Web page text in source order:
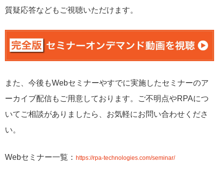
質疑応答などもご視聴いただけます。
また、今後もWebセミナーやすでに実施したセミナーのア
ーカイブ配信もご用意しております。ご不明点やRPAにつ
いてご相談がありましたら、お気軽にお問い合わせくださ
い。
Webセミナー一覧： https://rpa-technologies.com/seminar/